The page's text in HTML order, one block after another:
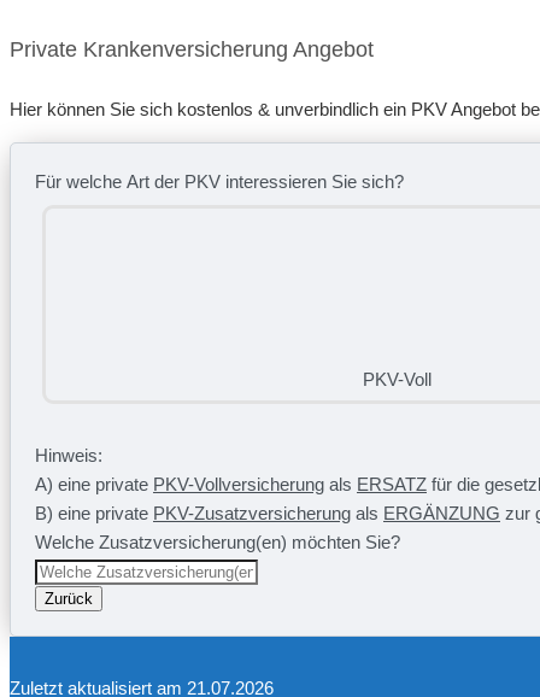
Private Krankenversicherung Angebot
Hier können Sie sich kostenlos & unverbindlich ein PKV Angebot
Für welche Art der PKV interessieren Sie sich?
PKV-Voll
Hinweis:
A) eine private PKV-Vollversicherung als ERSATZ für die
B) eine private PKV-Zusatzversicherung als ERGÄNZUNG zur
Welche Zusatzversicherung(en) möchten Sie?
Zurück
Zuletzt aktualisiert am 21.07.2026